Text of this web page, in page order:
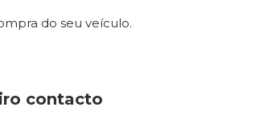
do seu veículo.
contacto